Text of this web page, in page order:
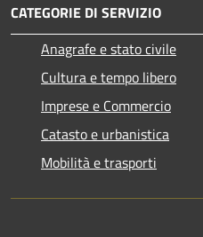
CATEGORIE DI SERVIZIO
Anagrafe e stato civile
Cultura e tempo libero
Imprese e Commercio
Catasto e urbanistica
Mobilità e trasporti